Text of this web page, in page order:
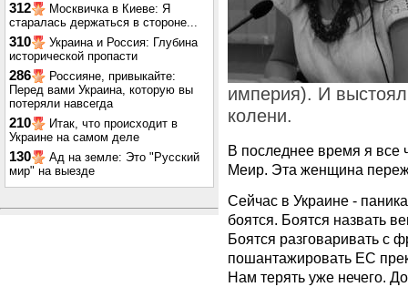
312
Москвичка в Киеве: Я
старалась держаться в стороне...
310
Украина и Россия: Глубина
исторической пропасти
286
Россияне, привыкайте:
Перед вами Украина, которую вы
потеряли навсегда
210
Итак, что происходит в
Украине на самом деле
130
Ад на земле: Это "Русский
мир" на выезде
империя). И
колени.
В последнее время я все
Меир. Эта женщина
Сейчас в Украине -
боятся. Боятся назвать
Боятся разговаривать с
пошантажировать ЕС
Нам терять уже нечего.